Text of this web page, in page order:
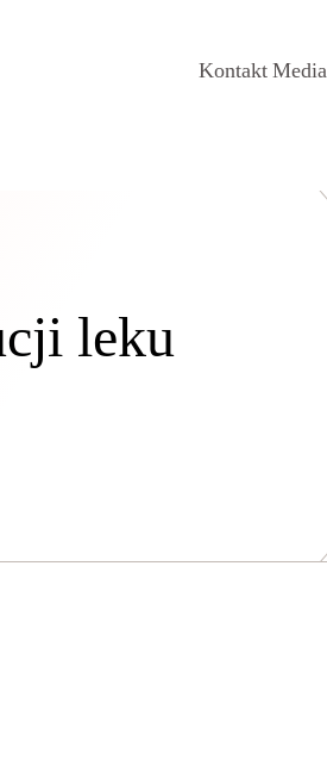
Kontakt Media
leku